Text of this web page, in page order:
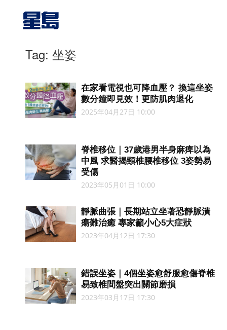
Tag: 坐姿
在家看電視也可降血壓？ 換這坐姿
數分鐘即見效！更防肌肉退化
2025年04月27日 10:00
脊椎移位｜37歲港男半身麻痺以為
中風 求醫揭頸椎腰椎移位 3姿勢易
受傷
2023年05月01日 10:00
靜脈曲張｜長期站立坐著恐靜脈潰
瘍難治癒 專家籲小心5大症狀
2023年04月12日 17:30
錯誤坐姿｜4個坐姿愈舒服愈傷脊椎
易致椎間盤突出關節磨損
2023年03月17日 17:30